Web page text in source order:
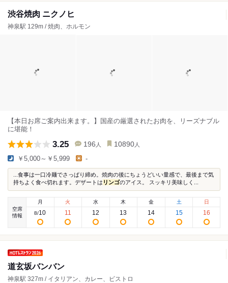
渋谷焼肉 ニクノヒ
神泉駅 129m / 焼肉、ホルモン
【本日お席ご案内出来ます。】国産の厳選されたお肉を、リーズナブル
に堪能！
3.25 196 人 10890 人
￥5,000～￥5,999 -
...食事は一口冷麺でさっぱり締め。焼肉の後にちょうどいい量感で、最後まで気
持ちよく食べ切れます。デザートは リンゴのアイス。 スッキリ美味しく...
空席
情報
月
8/10
火
11
水
12
木
13
金
14
土
15
日
16
道玄坂バンバン
神泉駅 327m / イタリアン、カレー、ビストロ